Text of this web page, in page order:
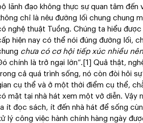
lãnh đạo không thực sự quan tâm
chỉ là nêu đường lối chung chung
nghệ thuật Tuồng. Chúng ta hiểu
hiện nay có thể nói đúng đường lối,
chưa có cơ hội tiếp xúc nhiều
chính là trở ngại lớn”. [1]
Quả thật,
cả quá trình sống, nó còn đòi hỏi
cụ thể và ở một thời điểm cụ thể,
mặt tại nhà hát xem một vở diễn. Vậy
ít đọc sách, ít đến nhà hát để sống
lý công việc hành chính hàng ngày